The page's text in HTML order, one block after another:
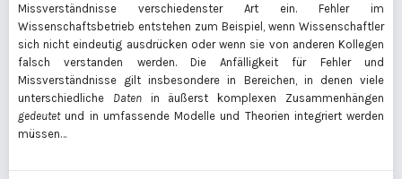
Missverständnisse verschiedenster Art ein. Fehler im
Wissenschaftsbetrieb entstehen zum Beispiel, wenn Wissenschaftler
sich nicht eindeutig ausdrücken oder wenn sie von anderen Kollegen
falsch verstanden werden. Die Anfälligkeit für Fehler und
Missverständnisse gilt insbesondere in Bereichen, in denen viele
unterschiedliche Daten in äußerst komplexen Zusammenhängen
gedeutetund in umfassende Modelle und Theorien integriert werden
müssen…